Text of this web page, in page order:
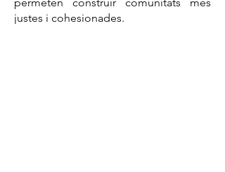
justes i cohesionades.